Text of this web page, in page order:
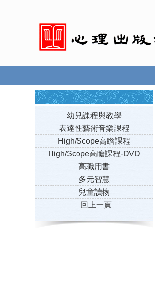
幼兒課程與教學
表達性藝術音樂課程
High/Scope高瞻課程
High/Scope高瞻課程-DVD
高職用書
多元智慧
兒童讀物
回上一頁